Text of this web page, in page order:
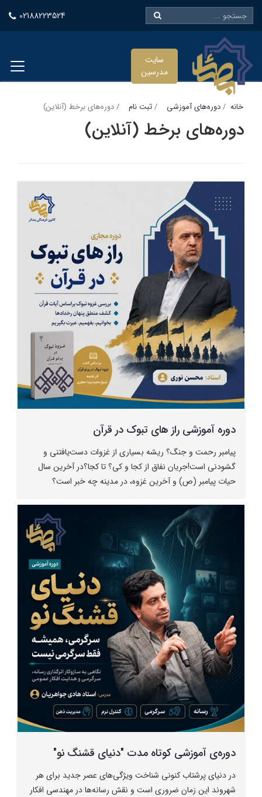
02188223524
سایت
مدرسین
خانه دوره‌های آموزشی ثبت نام دوره‌های برخط (آنلاین)
دوره‌های برخط (آنلاین)
دوره آموزشی راز های تبوک در قرآن
پیامبر رحمت و جنگ؟ ریشه بسیاری از غزوات دست‌یافتنی و
گشودنی است!جریان نفاق از کجا و کی؟ تا کجا؟در آخرین سال
حیات پیامبر (ص) و آخرین غزوه، در مدینه چه خبر است؟
دوره‌ی آموزشی کوتاه مدت "دنیای قشنگ نو"
در دنیای پرشتاب کنونی شناخت ویژگی‌های عصر جدید برای هر
شهروند این زمان ضروری است و نقش رسانه‌ها در مهندسی افکار